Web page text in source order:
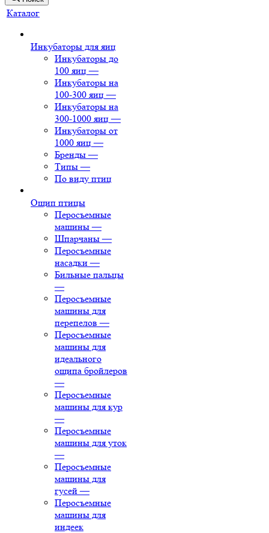
Каталог
Инкубаторы для яиц
Инкубаторы до
100 яиц —
Инкубаторы на
100-300 яиц —
Инкубаторы на
300-1000 яиц —
Инкубаторы от
1000 яиц —
Бренды —
Типы —
По виду птиц
Ощип птицы
Перосъемные
машины —
Шпарчаны —
Перосъемные
насадки —
Бильные пальцы
—
Перосъемные
машины для
перепелов —
Перосъемные
машины для
идеального
ощипа бройлеров
—
Перосъемные
машины для кур
—
Перосъемные
машины для уток
—
Перосъемные
машины для
гусей —
Перосъемные
машины для
индеек